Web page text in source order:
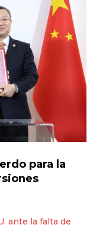
para la